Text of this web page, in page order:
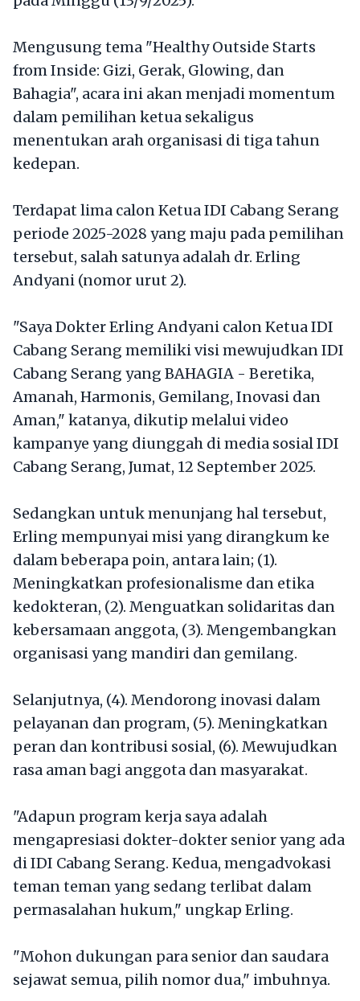
Mengusung tema "Healthy Outside Starts
from Inside: Gizi, Gerak, Glowing, dan
Bahagia", acara ini akan menjadi momentum
dalam pemilihan ketua sekaligus
menentukan arah organisasi di tiga tahun
kedepan.
Terdapat lima calon Ketua IDI Cabang Serang
periode 2025-2028 yang maju pada pemilihan
tersebut, salah satunya adalah dr. Erling
Andyani (nomor urut 2).
"Saya Dokter Erling Andyani calon Ketua IDI
Cabang Serang memiliki visi mewujudkan IDI
Cabang Serang yang BAHAGIA - Beretika,
Amanah, Harmonis, Gemilang, Inovasi dan
Aman," katanya, dikutip melalui video
kampanye yang diunggah di media sosial IDI
Cabang Serang, Jumat, 12 September 2025.
Sedangkan untuk menunjang hal tersebut,
Erling mempunyai misi yang dirangkum ke
dalam beberapa poin, antara lain; (1).
Meningkatkan profesionalisme dan etika
kedokteran, (2). Menguatkan solidaritas dan
kebersamaan anggota, (3). Mengembangkan
organisasi yang mandiri dan gemilang.
Selanjutnya, (4). Mendorong inovasi dalam
pelayanan dan program, (5). Meningkatkan
peran dan kontribusi sosial, (6). Mewujudkan
rasa aman bagi anggota dan masyarakat.
"Adapun program kerja saya adalah
mengapresiasi dokter-dokter senior yang ada
di IDI Cabang Serang. Kedua, mengadvokasi
teman teman yang sedang terlibat dalam
permasalahan hukum," ungkap Erling.
"Mohon dukungan para senior dan saudara
sejawat semua, pilih nomor dua," imbuhnya.